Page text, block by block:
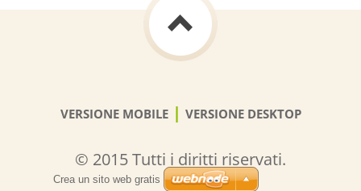
VERSIONE MOBILE | VERSIONE DESKTOP
© 2015 Tutti i diritti riservati.
Crea un sito web gratis